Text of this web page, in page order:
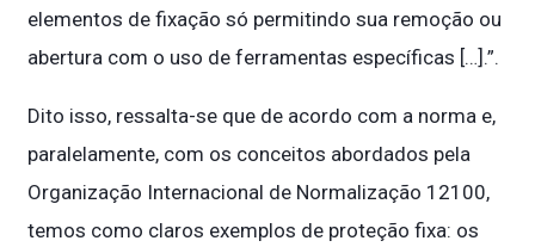
elementos de fixação só permitindo sua remoção ou
abertura com o uso de ferramentas específicas […].”.
Dito isso, ressalta-se que de acordo com a norma e,
paralelamente, com os conceitos abordados pela
Organização Internacional de Normalização 12100,
temos como claros exemplos de proteção fixa: os